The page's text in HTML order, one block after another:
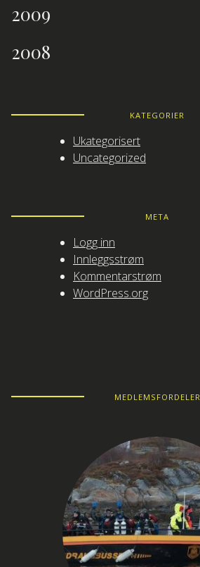
2009
2008
KATEGORIER
Ukategorisert
Uncategorized
META
Logg inn
Innleggsstrøm
Kommentarstrøm
WordPress.org
MEDLEMSFORDELER